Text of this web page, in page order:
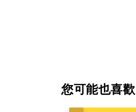
您可能也喜歡